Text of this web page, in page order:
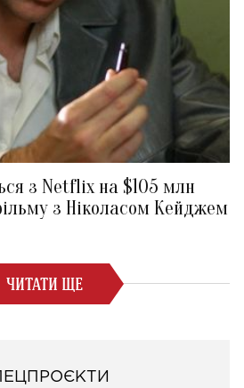
з Netflix на $105 млн
з Ніколасом Кейджем
ЧИТАТИ ЩЕ